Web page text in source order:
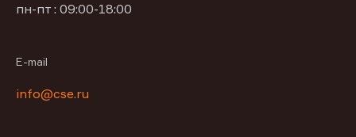
пн-пт : 09:00-18:00
E-mail
info@cse.ru